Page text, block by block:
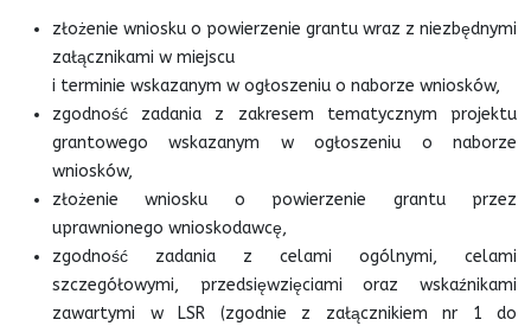
złożenie wniosku o powierzenie grantu wraz z niezbędnymi
załącznikami w miejscu
i terminie wskazanym w ogłoszeniu o naborze wniosków,
zgodność zadania z zakresem tematycznym projektu
grantowego wskazanym w ogłoszeniu o naborze
wniosków,
złożenie wniosku o powierzenie grantu przez
uprawnionego wnioskodawcę,
zgodność zadania z celami ogólnymi, celami
szczegółowymi, przedsięwzięciami oraz wskaźnikami
zawartymi w LSR (zgodnie z załącznikiem nr 1 do